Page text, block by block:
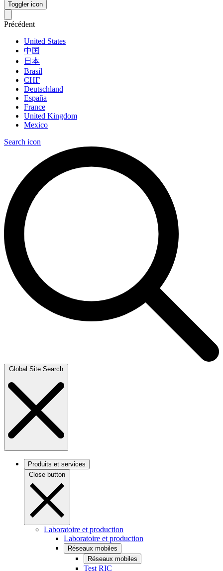
Toggler icon
Précédent
United States
中国
日本
Brasil
СНГ
Deutschland
España
France
United Kingdom
Mexico
Search icon
Global Site Search
Produits et services
Close button
Laboratoire et production
Laboratoire et production
Réseaux mobiles
Réseaux mobiles
Test RIC